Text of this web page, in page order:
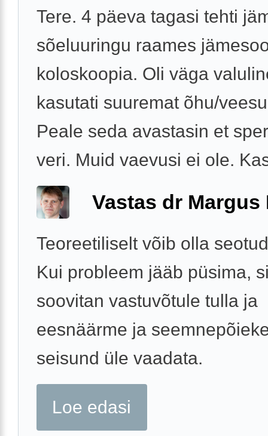
Tere. 4 päeva tagasi tehti
sõeluuringu raames
koloskoopia. Oli väga
kasutati suuremat õhu/
Peale seda avastasin et
veri. Muid vaevusi ei ole.
Vastas dr Margus
Teoreetiliselt võib olla
Kui probleem jääb püsima,
soovitan vastuvõtule tulla ja
eesnäärme ja
seisund üle vaadata.
Loe edasi